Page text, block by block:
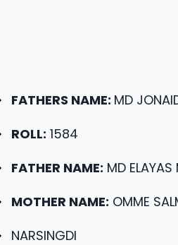
FATHERS NAME: MD
ROLL: 1584
FATHER NAME: MD ELAYAS
MOTHER NAME: OMME
NARSINGDI